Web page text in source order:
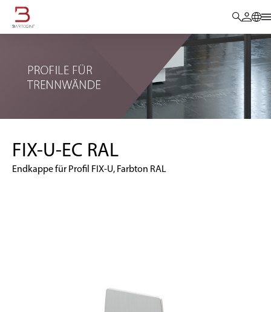
FIX-U-EC RAL
Endkappe für Profil FIX-U, Farbton RAL